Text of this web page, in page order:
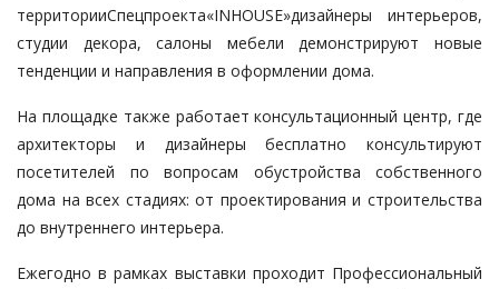
территорииСпецпроекта«INHOUSE»дизайнеры интерьеров,
студии декора, салоны мебели демонстрируют новые
тенденции и направления в оформлении дома.
На площадке также работает консультационный центр, где
архитекторы и дизайнеры бесплатно консультируют
посетителей по вопросам обустройства собственного
дома на всех стадиях: от проектирования и строительства
до внутреннего интерьера.
Ежегодно в рамках выставки проходит Профессиональный